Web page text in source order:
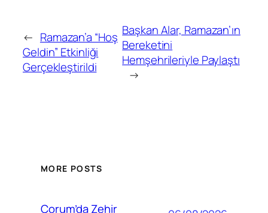
← Ramazan’a “Hoş
Geldin” Etkinliği
Gerçekleştirildi
Başkan Alar, Ramazan’ın
Bereketini
Hemşehrileriyle Paylaştı
→
MORE POSTS
Çorum’da Zehir